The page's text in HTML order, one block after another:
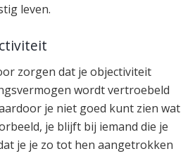
leven.
zorgen dat je objectiviteit
wordt vertroebeld
je niet goed kunt zien wat
je blijft bij iemand die je
je je zo tot hen aangetrokken